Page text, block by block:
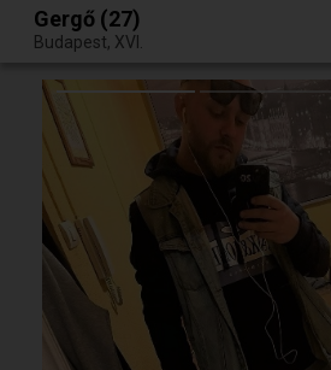
Egy jó randiból bármi lehet.
Gergő (27)
Budapest, XVI.